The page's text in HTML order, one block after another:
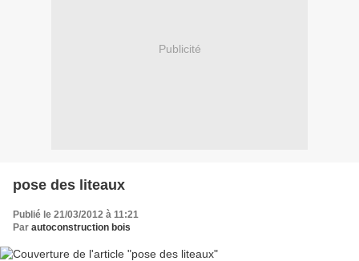
Publicité
pose des liteaux
Publié le 21/03/2012 à 11:21
Par autoconstruction bois